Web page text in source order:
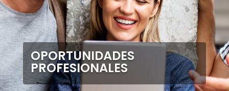
OPORTUNIDADES
PROFESIONALES